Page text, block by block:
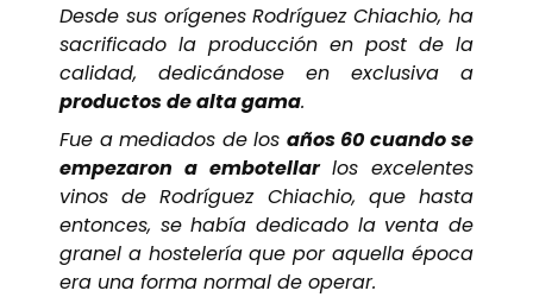
Desde sus orígenes Rodríguez Chiachio, ha
sacrificado la producción en post de la
calidad, dedicándose en exclusiva a
productos de alta gama.
Fue a mediados de los años 60 cuando se
empezaron a embotellarlos excelentes
vinos de Rodríguez Chiachio, que hasta
entonces, se había dedicado la venta de
granel a hostelería que por aquella época
era una forma normal de operar.